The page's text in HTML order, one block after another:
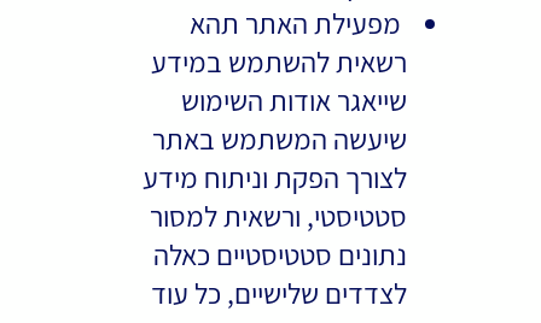
מפעילת האתר תהא
רשאית להשתמש במידע
שייאגר אודות השימוש
שיעשה המשתמש באתר
לצורך הפקת וניתוח מידע
סטטיסטי, ורשאית למסור
נתונים סטטיסטיים כאלה
לצדדים שלישיים, כל עוד